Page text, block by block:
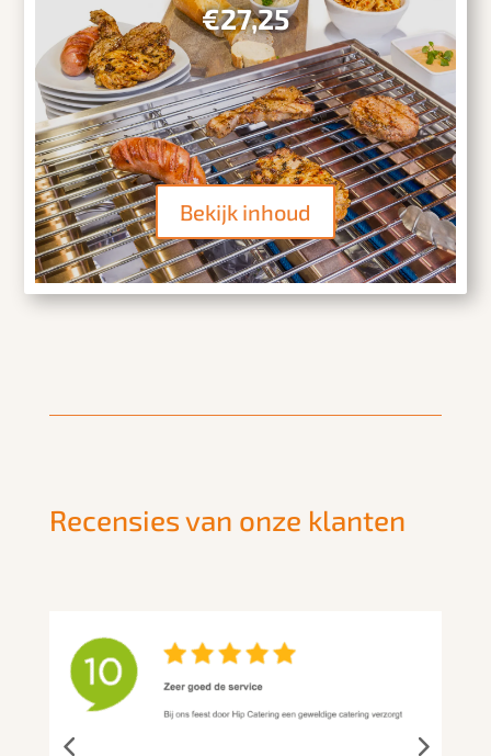
€27,25
Bekijk inhoud
Recensies van onze klanten